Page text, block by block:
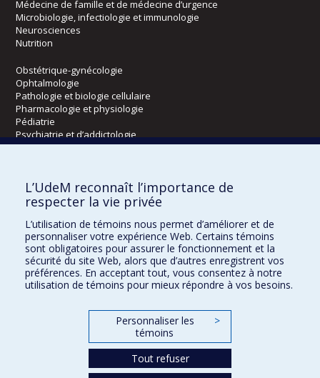
Médecine de famille et de médecine d’urgence
Microbiologie, infectiologie et immunologie
Neurosciences
Nutrition
Obstétrique-gynécologie
Ophtalmologie
Pathologie et biologie cellulaire
Pharmacologie et physiologie
Pédiatrie
Psychiatrie et d’addictologie
Radiologie, radio-oncologie et médecine nucléaire
Écoles
Orthophonie et audiologie
Réadaptation
Directions
L’UdeM reconnaît l’importance de
respecter la vie privée
L’utilisation de témoins nous permet d’améliorer et de
personnaliser votre expérience Web. Certains témoins
sont obligatoires pour assurer le fonctionnement et la
sécurité du site Web, alors que d’autres enregistrent vos
préférences. En acceptant tout, vous consentez à notre
utilisation de témoins pour mieux répondre à vos besoins.
Personnaliser les
témoins
>
Tout refuser